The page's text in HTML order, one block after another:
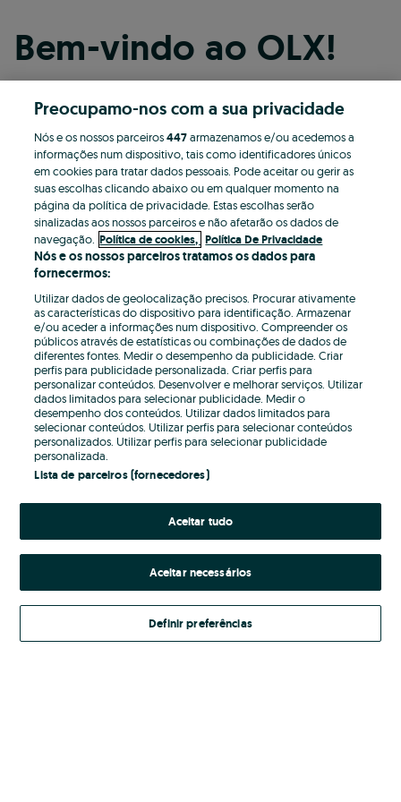
Bem-vindo ao OLX!
Continuar com o Facebook
Continuar com o Apple
Continuar com o Google
Entrar Criar conta
Email
Password
Esqueceste-te da password?
Entrar
Ao entrares na tua conta, estás a aceitar osTermos e Condições
Preocupamo-nos com a sua privacidade
Nós e os nossos parceiros447armazenamos e/ou acedemos a
informações num dispositivo, tais como identificadores únicos
em cookies para tratar dados pessoais. Pode aceitar ou gerir as
suas escolhas clicando abaixo ou em qualquer momento na
página da política de privacidade. Estas escolhas serão
sinalizadas aos nossos parceiros e não afetarão os dados de
navegação. Política de cookies, Política De Privacidade
Nós e os nossos parceiros tratamos os dados para
fornecermos:
Utilizar dados de geolocalização precisos. Procurar ativamente
as características do dispositivo para identificação. Armazenar
e/ou aceder a informações num dispositivo. Compreender os
públicos através de estatísticas ou combinações de dados de
diferentes fontes. Medir o desempenho da publicidade. Criar
perfis para publicidade personalizada. Criar perfis para
personalizar conteúdos. Desenvolver e melhorar serviços. Utilizar
dados limitados para selecionar publicidade. Medir o
desempenho dos conteúdos. Utilizar dados limitados para
selecionar conteúdos. Utilizar perfis para selecionar conteúdos
personalizados. Utilizar perfis para selecionar publicidade
personalizada.
Lista de parceiros (fornecedores)
Aceitar tudo
Aceitar necessários
Definir preferências